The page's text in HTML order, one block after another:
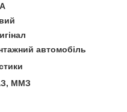
автомобіль
ММЗ